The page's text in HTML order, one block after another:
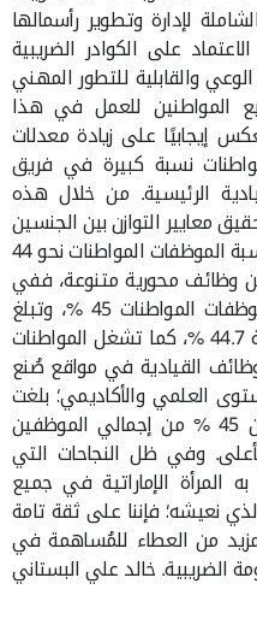
لإدارة وتطوير رأسمالها
على الكوادر الضريبية
والقابلية للتطور المهني
المواطنين للعمل في هذا
إيجابيًا على زيادة معدلات
نسبة كبيرة في فريق
الرئيسية. من خلال هذه
معايير التوازن بين الجنسين
في هيكلها الوظيفي، فيما تبلغ نسبة الموظفات المواطنات نحو 44
وظائف محورية متنوعة، ففي
الوظائف التخصُّصية تبلغ نسبة الموظفات المواطنات 45 %، وتبلغ
النسبة في القطاع الضريبي بالهيئة 44.7 %، كما تشغل المواطنات
من 29 % من الوظائف القيادية في مواقع صُنع
العلمي والأكاديمي؛ بلغت
نسبة الموظفات المواطنات أكثر من 45 % من إجمالي الموظفين
وفي ظل النجاحات التي
المرأة الإماراتية في جميع
نعيشه؛ فإننا على ثقة تامة
من العطاء للمُساهمة في
الضريبية. خالد علي البستاني